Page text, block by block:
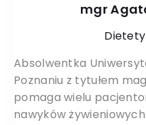
mgr
Absolwentka
Poznaniu z tytułem
pomaga wielu
nawyków żywieniowych.